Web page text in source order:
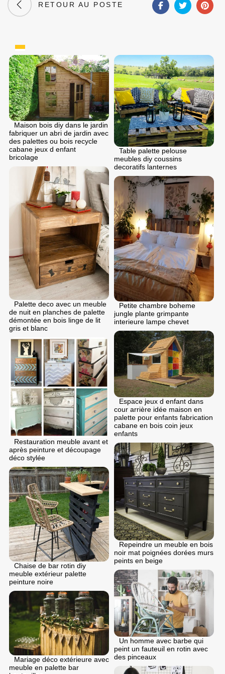
RETOUR AU POSTE
Maison bois diy dans le jardin
fabriquer un abri de jardin avec
des palettes ou bois recycle
cabane jeux d enfant
bricolage
Table palette pelouse
meubles diy coussins
decoratifs lanternes
Palette deco avec un meuble
de nuit en planches de palette
démontée en bois linge de lit
gris et blanc
Petite chambre boheme
jungle plante grimpante
interieure lampe chevet
Espace jeux d enfant dans
cour arrière idée maison en
palette pour enfants fabrication
cabane en bois coin jeux
enfants
Restauration meuble avant et
après peinture et découpage
déco stylée
Repeindre un meuble en bois
noir mat poignées dorées murs
peints en beige
Chaise de bar rotin diy
meuble extérieur palette
peinture noire
Un homme avec barbe qui
peint un fauteuil en rotin avec
des pinceaux
Mariage déco extérieure avec
meuble en palette bar